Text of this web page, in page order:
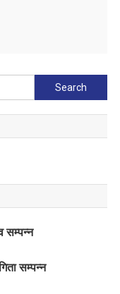
Search
for:
सम्पन्न
सम्पन्न